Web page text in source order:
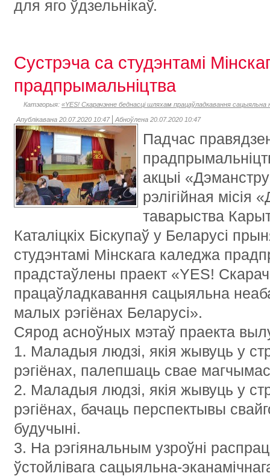
для яго ўдзельнікаў.
Сустрэча са студэнтамі
прадпрымальніцтва
Катэгорыя: «YES! Скарачэнне беднасці шляхам працаўладкавання сацыяльна
Апублікавана 20.07.2020 10:47 Абноўлена 20.07.2020 10:47
Падчас
акцыі
рэлігійная місія
таварыства
Каталіцкіх Біскупаў у Беларусі
студэнтамі Мінскага каледжа
прадстаўлены праект «YES!
працаўладкавання сацыяльна
малых рэгіёнах Беларусі».
Сярод асноўных мэтаў праекта
1. Маладыя людзі, якія жывуць у
рэгіёнах, палепшаць свае
2. Маладыя людзі, якія жывуць у
рэгіёнах, бачаць перспектывы
будучыні.
3. На рэгіянальным узроўні
ўстойлівага сацыяльна-